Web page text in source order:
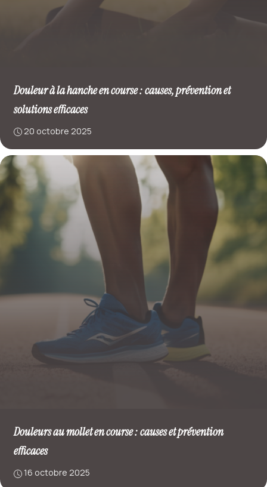
Douleur à la hanche en course : causes, prévention et
solutions efficaces
20 octobre 2025
Douleurs au mollet en course : causes et prévention
efficaces
16 octobre 2025